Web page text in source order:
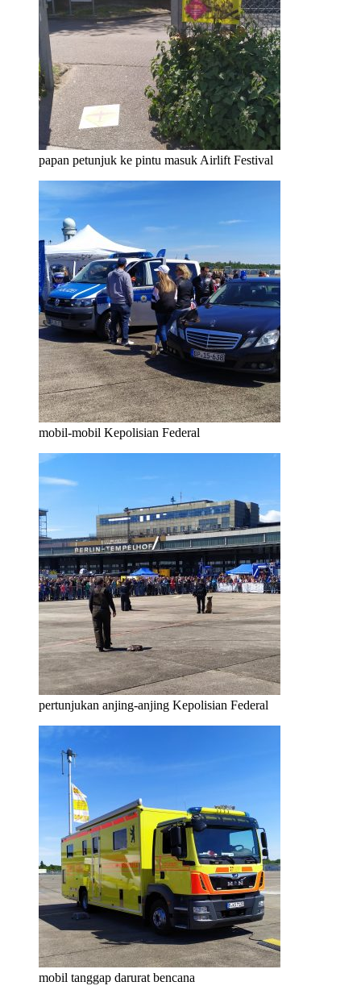
papan petunjuk ke pintu masuk Airlift Festival
mobil-mobil Kepolisian Federal
pertunjukan anjing-anjing Kepolisian Federal
mobil tanggap darurat bencana